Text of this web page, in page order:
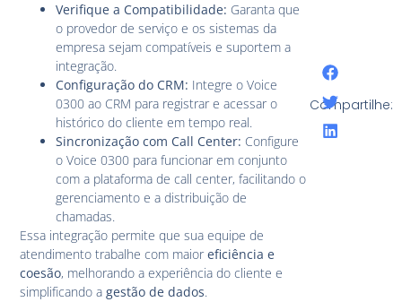
Verifique a Compatibilidade: Garanta que
o provedor de serviço e os sistemas da
empresa sejam compatíveis e suportem a
integração.
Configuração do CRM: Integre o Voice
0300 ao CRM para registrar e acessar o
histórico do cliente em tempo real.
Sincronização com Call Center: Configure
o Voice 0300 para funcionar em conjunto
com a plataforma de call center, facilitando o
gerenciamento e a distribuição de
chamadas.
Essa integração permite que sua equipe de
atendimento trabalhe com maioreficiência e
coesão, melhorando a experiência do cliente e
simplificando agestão de dados.
Compartilhe: